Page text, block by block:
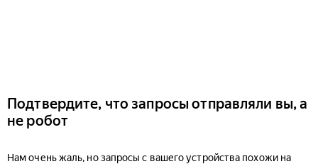
Подтвердите, что запросы отправляли вы, а
не робот
Нам очень жаль, но запросы с вашего устройства похожи на